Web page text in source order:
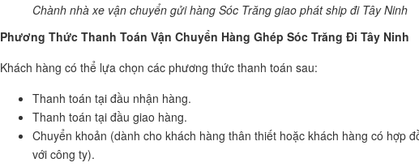
Chành nhà xe vận chuyển gửi hàng Sóc Trăng giao phát ship đi Tây Ninh
Phương Thức Thanh Toán Vận Chuyển Hàng Ghép Sóc Trăng Đi Tây Ninh
Khách hàng có thể lựa chọn các phương thức thanh toán sau:
Thanh toán tại đầu nhận hàng.
Thanh toán tại đầu giao hàng.
Chuyển khoản (dành cho khách hàng thân thiết hoặc khách hàng có hợp
với công ty).